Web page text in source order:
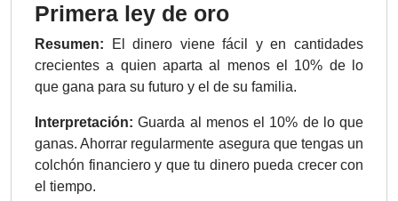
Primera ley de oro
Resumen:
El dinero viene fácil y en cantidades
crecientes a quien aparta al menos el 10% de lo
que gana para su futuro y el de su familia.
Interpretación: Guarda al menos el 10% de lo que
ganas. Ahorrar regularmente asegura que tengas un
colchón financiero y que tu dinero pueda crecer con
el tiempo.